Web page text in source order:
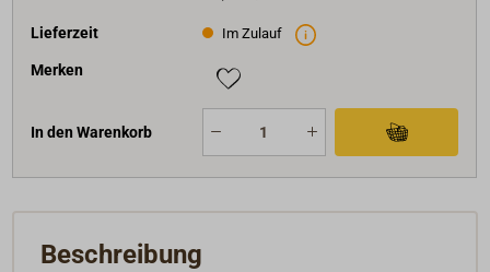
Lieferzeit Im Zulauf
Merken
In den Warenkorb
Beschreibung